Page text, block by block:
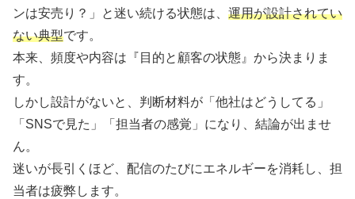
ンは安売り？」と迷い続ける状態は、 運用が設計されてい
ない典型です。
本来、頻度や内容は『目的と顧客の状態』から決まりま
す。
しかし設計がないと、判断材料が「他社はどうしてる」
「SNSで見た」「担当者の感覚」になり、結論が出ませ
ん。
迷いが長引くほど、配信のたびにエネルギーを消耗し、担
当者は疲弊します。